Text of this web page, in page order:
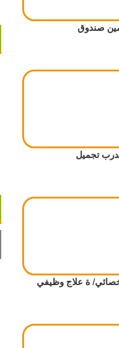
صندوق
تجميل
ة علاج وظيفي